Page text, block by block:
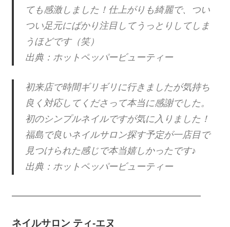
ても感激しました！仕上がりも綺麗で、つい
つい足元にばかり注目してうっとりしてしま
うほどです（笑）
出典：ホットペッパービューティー
初来店で時間ギリギリに行きましたが気持ち
良く対応してくださって本当に感謝でした。
初のシンプルネイルですが気に入りました！
福島で良いネイルサロン探す予定が一店目で
見つけられた感じで本当嬉しかったです♪
出典：ホットペッパービューティー
———————————————————————
ネイルサロン ティ-エヌ